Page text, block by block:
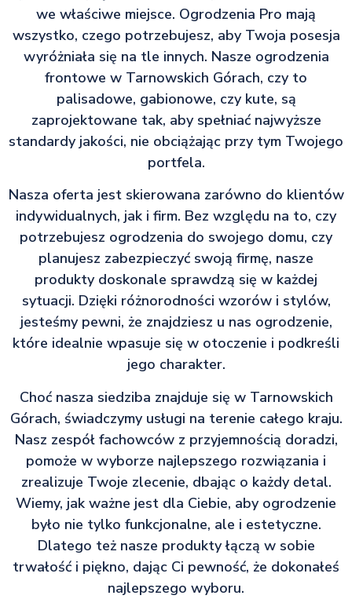
we właściwe miejsce. Ogrodzenia Pro mają
wszystko, czego potrzebujesz, aby Twoja posesja
wyróżniała się na tle innych. Nasze ogrodzenia
frontowe w Tarnowskich Górach, czy to
palisadowe, gabionowe, czy kute, są
zaprojektowane tak, aby spełniać najwyższe
standardy jakości, nie obciążając przy tym Twojego
portfela.
Nasza oferta jest skierowana zarówno do klientów
indywidualnych, jak i firm. Bez względu na to, czy
potrzebujesz ogrodzenia do swojego domu, czy
planujesz zabezpieczyć swoją firmę, nasze
produkty doskonale sprawdzą się w każdej
sytuacji. Dzięki różnorodności wzorów i stylów,
jesteśmy pewni, że znajdziesz u nas ogrodzenie,
które idealnie wpasuje się w otoczenie i podkreśli
jego charakter.
Choć nasza siedziba znajduje się w Tarnowskich
Górach, świadczymy usługi na terenie całego kraju.
Nasz zespół fachowców z przyjemnością doradzi,
pomoże w wyborze najlepszego rozwiązania i
zrealizuje Twoje zlecenie, dbając o każdy detal.
Wiemy, jak ważne jest dla Ciebie, aby ogrodzenie
było nie tylko funkcjonalne, ale i estetyczne.
Dlatego też nasze produkty łączą w sobie
trwałość i piękno, dając Ci pewność, że dokonałeś
najlepszego wyboru.